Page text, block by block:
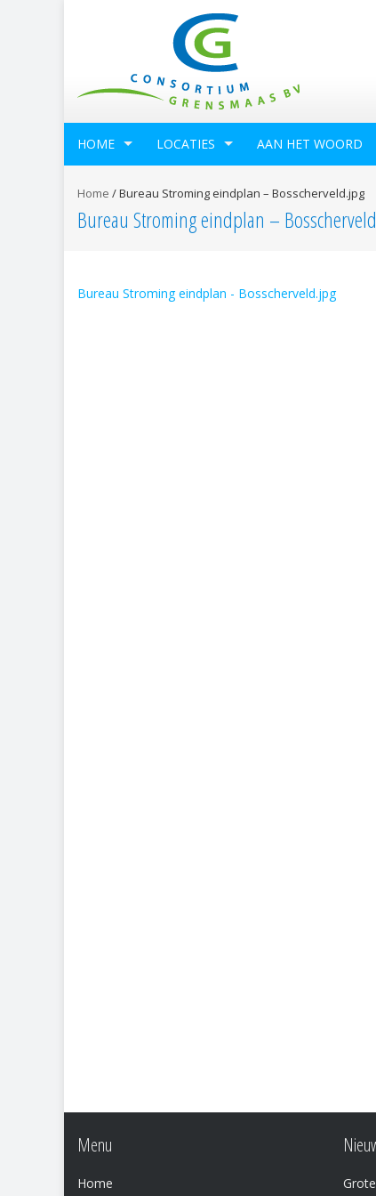
HOME LOCATIES AAN HET WOORD
Home /Bureau Stroming eindplan – Bosscherveld.jpg
Bureau Stroming eindplan –
Bureau Stroming eindplan - Bosscherveld.jpg
Menu
Home